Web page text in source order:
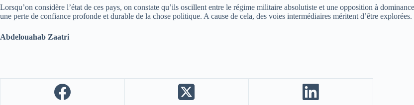
Lorsqu’on considère l’état de ces pays, on constate qu’ils oscillent entre le régime militaire absolutiste et une opposition à
une perte de confiance profonde et durable de la chose politique. A cause de cela, des voies intermédiaires méritent d’être explorées.
Abdelouahab Zaatri